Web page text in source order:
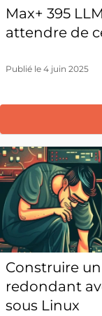
Max+ 395
attendre de
Publié le 4 juin 2025
Construire
redondant
sous Linux